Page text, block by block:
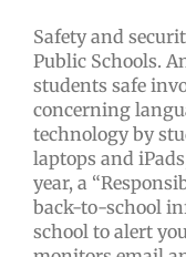
Safety and
Public Schools.
students safe
concerning
technology by
laptops and
year, a
back-to-school
school to alert